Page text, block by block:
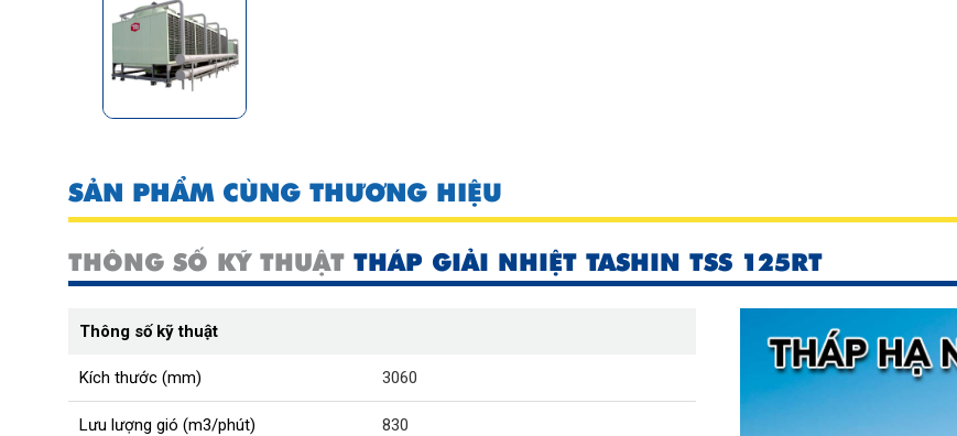
SẢN PHẨM CÙNG THƯƠNG HIỆU
THÔNG SỐ KỸ THUẬT THÁP GIẢI NHIỆT TASHIN TSS 125RT
Thông số kỹ thuật
Kích thước (mm) 3060
Lưu lượng gió (m3/phút) 830